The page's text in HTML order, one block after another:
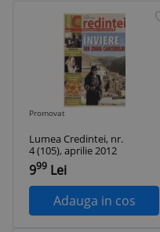
Promovat
Lumea Credintei, nr.
4 (105), aprilie 2012
999 Lei
Adauga in cos